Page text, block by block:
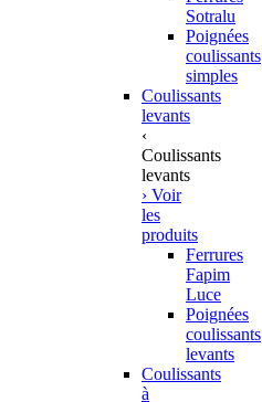
Sotralu
Poignées
coulissants
simples
Coulissants
levants
‹
Coulissants
levants
› Voir
les
produits
Ferrures
Fapim
Luce
Poignées
coulissants
levants
Coulissants
à